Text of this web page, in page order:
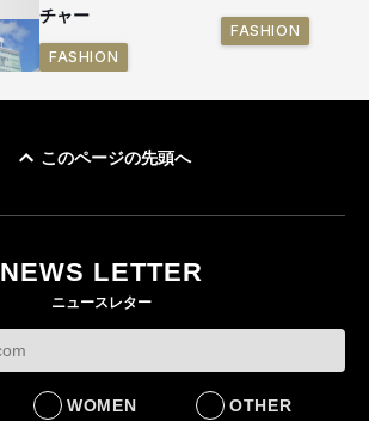
チャー
FASHION
FASHION
このページの先頭へ
NEWS LETTER
ニュースレター
WOMEN OTHER